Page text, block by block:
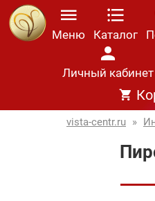
Меню Каталог
Личный кабинет
vista-centr.ru »